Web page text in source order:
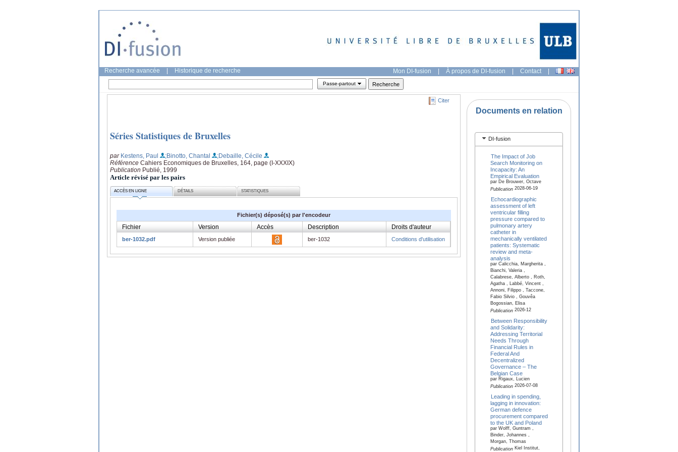
Recherche avancée Historique de recherche Mon DI-fusion | À propos de DI-fusion | Contact |
Passe-partout
Citer
Séries Statistiques de Bruxelles
par Kestens, Paul ;Binotto, Chantal
;Debaille, Cécile
Référence Cahiers Economiques de Bruxelles, 164, page (I-XXXIX)
Publication Publié, 1999
Article révisé par les pairs
ACCÈS EN LIGNE DÉTAILS STATISTIQUES
Fichier(s) déposé(s) par l'encodeur
Fichier Version Accès Description Droits d'auteur
ber-1032.pdf Version publiée ber-1032 Conditions d'utilisation
Documents en relation
DI-fusion
The Impact of Job
Search Monitoring on
Incapacity: An
Empirical Evaluation
par De Brouwer, Octave
Publication2028-06-19
Echocardiographic
assessment of left
ventricular filling
pressure compared to
pulmonary artery
catheter in
mechanically ventilated
patients: Systematic
review and meta-
analysis
par Calicchia, Margherita ,
Bianchi, Valeria ,
Calabrese, Alberto , Roth,
Agatha , Labbé, Vincent ,
Annoni, Filippo , Taccone,
Fabio Silvio , Gouvêa
Bogossian, Elisa
Publication2026-12
Between Responsibility
and Solidarity:
Addressing Territorial
Needs Through
Financial Rules in
Federal And
Decentralized
Governance – The
Belgian Case
par Rigaux, Lucien
Publication2026-07-08
Leading in spending,
lagging in innovation:
German defence
procurement compared
to the UK and Poland
par Wolff, Guntram ,
Binder, Johannes ,
Morgan, Thomas
PublicationKiel Institut,